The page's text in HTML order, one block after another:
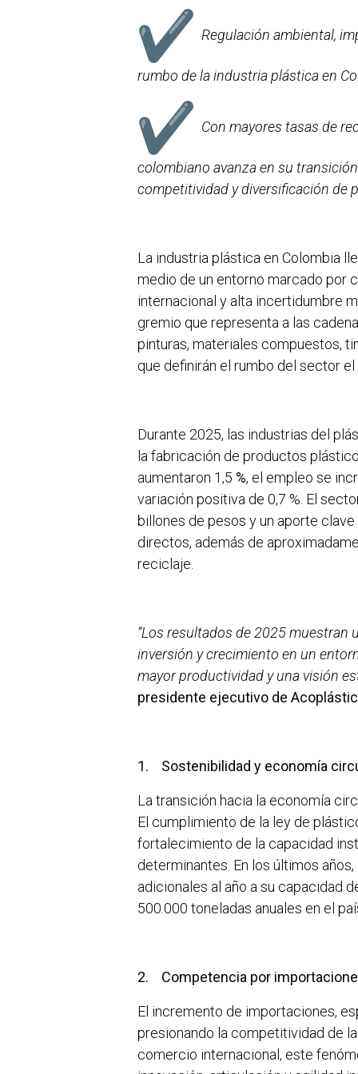
Regulación ambiental,
rumbo de la industria plástica en
Con mayores tasas de
colombiano avanza en su
competitividad y diversificación de
La industria plástica en Colombia
medio de un entorno marcado por
internacional y alta incertidumbre
gremio que representa a las
pinturas, materiales compuestos,
que definirán el rumbo del sector
Durante 2025, las industrias del
la fabricación de productos
aumentaron 1,5 %, el empleo se
variación positiva de 0,7 %. El
billones de pesos y un aporte
directos, además de
reciclaje.
“Los resultados de 2025 muestran
inversión y crecimiento en un
mayor productividad y una visión
presidente ejecutivo de
1. Sostenibilidad y economía
La transición hacia la economía
El cumplimiento de la ley de
fortalecimiento de la capacidad
determinantes. En los últimos
adicionales al año a su capacidad
500.000 toneladas anuales en el
2. Competencia por
El incremento de importaciones,
presionando la competitividad de
comercio internacional, este